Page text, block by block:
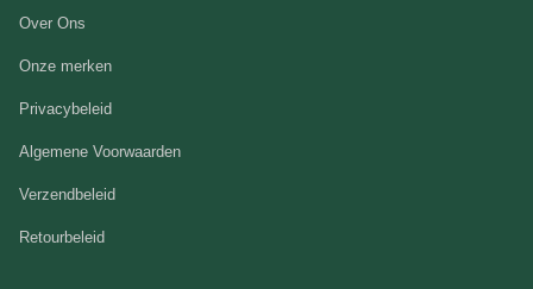
Over Ons
Onze merken
Privacybeleid
Algemene Voorwaarden
Verzendbeleid
Retourbeleid